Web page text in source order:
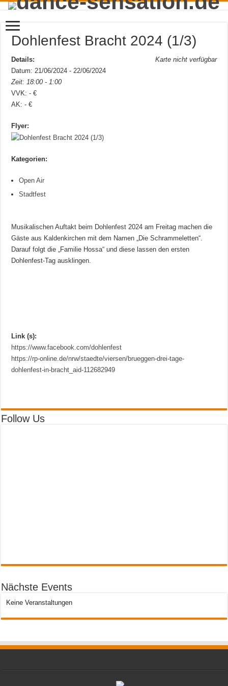
Dohlenfest Bracht 2024 (1/3)
Karte nicht verfügbar
Details:
Datum: 21/06/2024 - 22/06/2024
Zeit: 18:00 - 1:00
VVK: - €
AK: - €
Flyer:
Kategorien:
Open Air
Stadtfest
Musikalischen Auftakt beim Dohlenfest 2024 am Freitag machen die
Gäste aus Kaldenkirchen mit dem Namen „Die Schrammeletten“.
Darauf folgt die „Familie Hossa“ und diese lassen den ersten
Dohlenfest-Tag ausklingen.
Link (s):
https://www.facebook.com/dohlenfest
https://rp-online.de/nrw/staedte/viersen/brueggen-drei-tage-
dohlenfest-in-bracht_aid-112682949
Follow Us
Nächste Events
Keine Veranstaltungen